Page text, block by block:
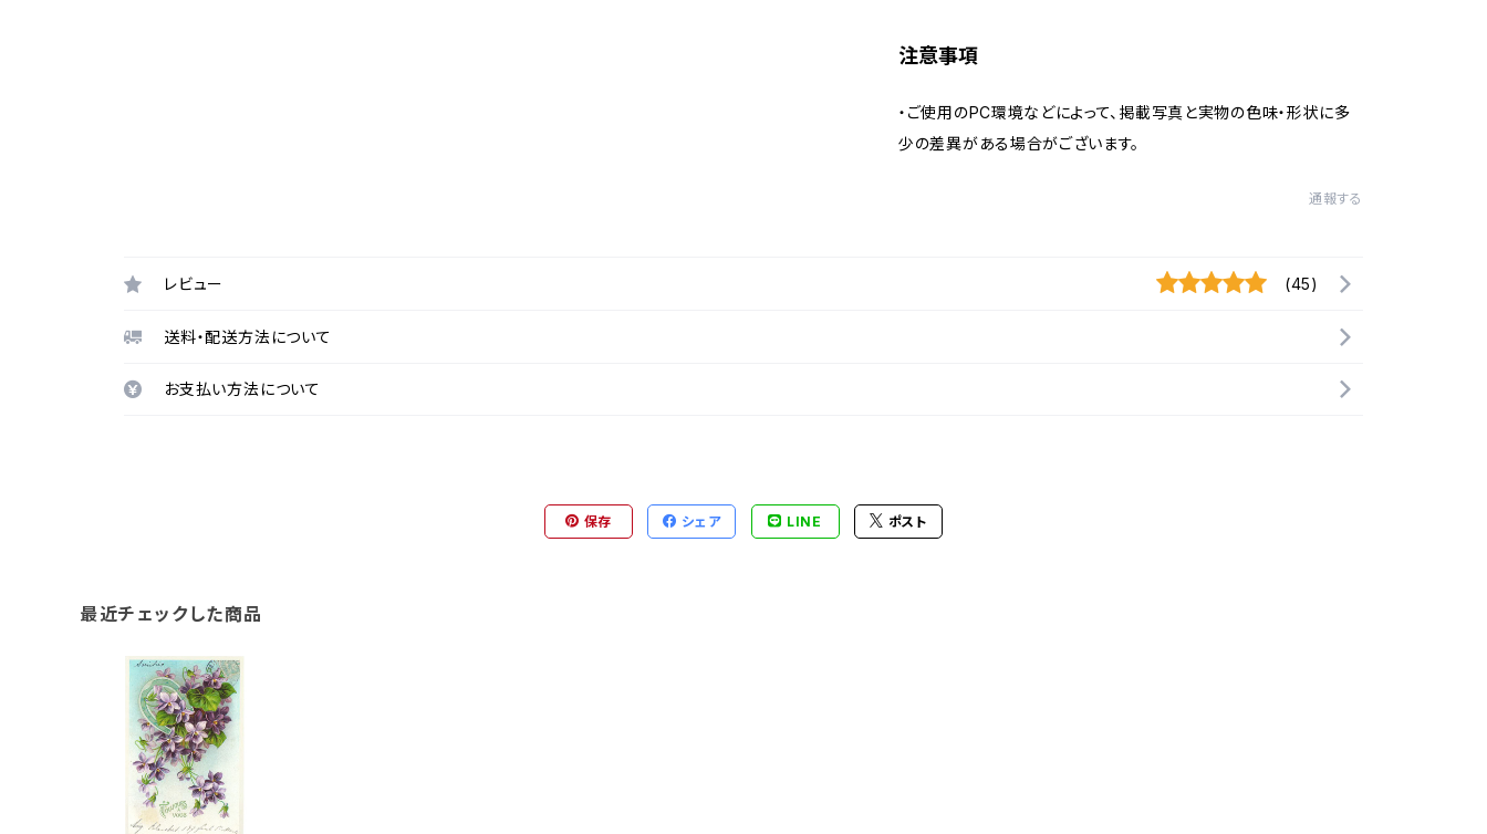
注意事項
・ご使用のPC環境などによって、掲載写真と実物の色味・形状に多
少の差異がある場合がございます。
通報する
レビュー (45)
送料・配送方法について
お支払い方法について
保存 シェア LINE ポスト
最近チェックした商品